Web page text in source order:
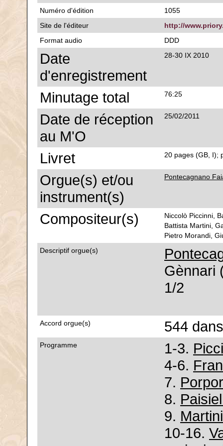
Numéro d'édition
1055
Site de l'éditeur
http://
Format audio
DDD
Date
d'enregistrement
28-30 IX 2010
Minutage total 76:25
Date de réception
au M'O
25/02/2011
Livret 20 pages (GB, I);
Orgue(s) et/ou
instrument(s)
Pontecagnano
Compositeur(s)
Niccolò Piccinni,
Battista Martini,
Pietro Morandi,
Descriptif orgue(s)
Gènnari
1/2
Accord orgue(s) 544
Programme 1-3.
4-6.
7.
8.
9.
10-16.